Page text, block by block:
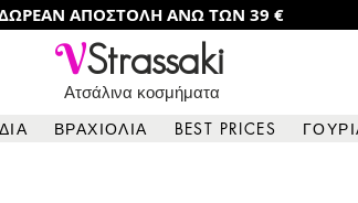
ΑΠΟΣΤΟΛΗ ΑΝΩ ΤΩΝ 39 €
VStrassaki
Ατσάλινα κοσμήματα
ΒΡΑΧΙΟΛΙΑ BEST PRICES